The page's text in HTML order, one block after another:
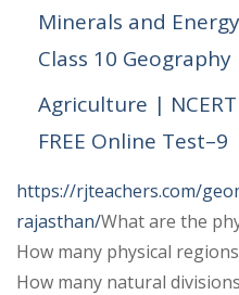
Minerals and
Class 10
Agriculture |
FREE Online Test–9
https://rjteachers.com/
rajasthan/What are the
How many physical
How many natural